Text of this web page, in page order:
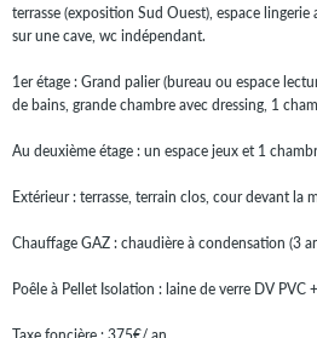
terrasse (exposition Sud Ouest), espace
sur une cave, wc indépendant.
1er étage : Grand palier (bureau ou espace
de bains, grande chambre avec dressing, 1
Au deuxième étage : un espace jeux et 1
Extérieur : terrasse, terrain clos, cour devant la
Chauffage GAZ : chaudière à condensation (3
Poêle à Pellet Isolation : laine de verre DV PVC